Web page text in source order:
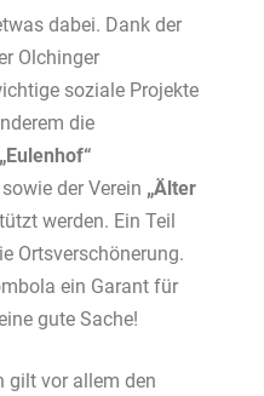
dabei. Dank der
Olchinger
soziale Projekte
die
„Eulenhof“
sowie der Verein „Älter
werden. Ein Teil
Ortsverschönerung.
ein Garant für
gute Sache!
gilt vor allem den